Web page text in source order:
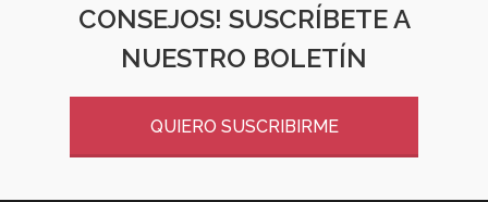
CONSEJOS! SUSCRÍBETE A
NUESTRO BOLETÍN
QUIERO SUSCRIBIRME